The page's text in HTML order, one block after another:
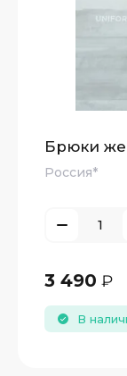
Брюки
Россия*
3 490 ₽
В